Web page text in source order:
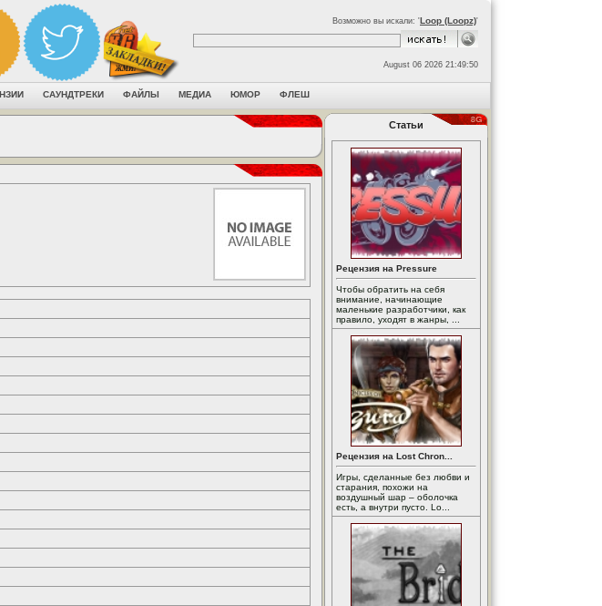
Возможно вы искали: 'Loop (Loopz)'
August 06 2026 21:49:50
САУНДТРЕКИ ФАЙЛЫ МЕДИА ЮМОР ФЛЕШ
Статьи
Рецензия на Pressure
Чтобы обратить на себя
внимание, начинающие
маленькие разработчики, как
правило, уходят в жанры, ...
Рецензия на Lost Chron...
Игры, сделанные без любви и
старания, похожи на
воздушный шар – оболочка
есть, а внутри пусто. Lo...